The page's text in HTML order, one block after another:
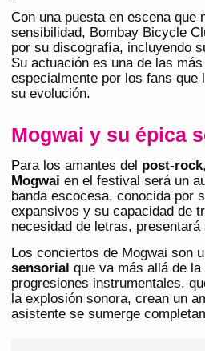
Con una puesta en escena que
sensibilidad, Bombay Bicycle
por su discografía, incluyendo
Su actuación es una de las
especialmente por los fans que
su evolución.
Mogwai y su épica
Para los amantes del post-rock
Mogwai en el festival será un
banda escocesa, conocida por
expansivos y su capacidad de
necesidad de letras, presentará
Los conciertos de Mogwai son
sensorial que va más allá de
progresiones instrumentales,
la explosión sonora, crean un
asistente se sumerge